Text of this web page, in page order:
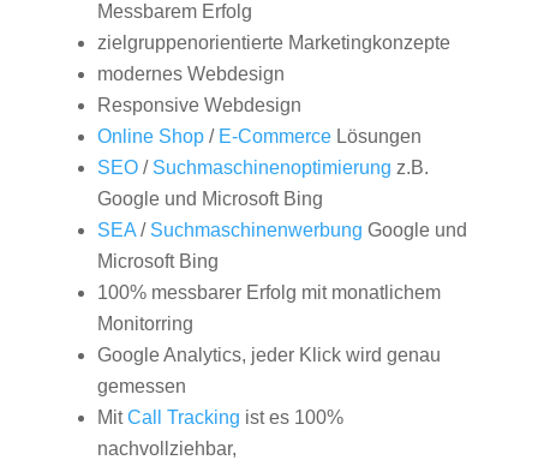
Messbarem Erfolg
zielgruppenorientierte Marketingkonzepte
modernes Webdesign
Responsive Webdesign
Online Shop/ E-CommerceLösungen
SEO/ Suchmaschinenoptimierung z.B.
Google und Microsoft Bing
SEA/ Suchmaschinenwerbung Google und
Microsoft Bing
100% messbarer Erfolg mit monatlichem
Monitorring
Google Analytics, jeder Klick wird genau
gemessen
MitCall Tracking ist es 100%
nachvollziehbar,